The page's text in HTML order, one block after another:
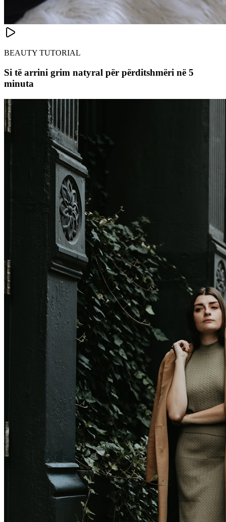
BEAUTY TUTORIAL
Si të arrini grim natyral për përditshmëri në 5
minuta